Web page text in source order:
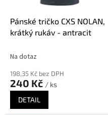
Pánské tričko CXS NOLAN,
krátký rukáv - antracit
Na dotaz
198,35 Kč bez DPH
240 Kč / ks
DETAIL